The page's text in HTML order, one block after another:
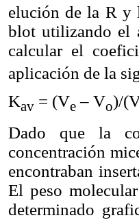
elución de la R y
blot utilizando el
calcular el
aplicación de la
Kav = (Ve – Vo)/
Dado que la
concentración
encontraban
El peso
determinado